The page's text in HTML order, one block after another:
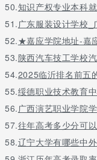
50.知识产权专业本科
51.广东服装设计学校
52.★嘉应学院地址-嘉
53.陕西汽车技工学校
54.2025临沂排名前五
55.绥德职业技术教育
56.广西演艺职业学院
57.往年高考多少分可
58.辽宁大学有哪些中